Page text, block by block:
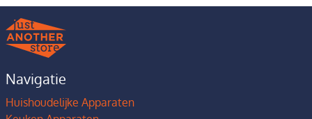
Navigatie
Huishoudelijke Apparaten